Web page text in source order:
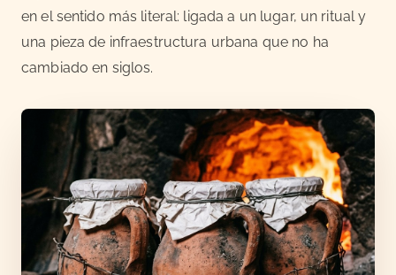
en el sentido más literal: ligada a un lugar, un ritual y
una pieza de infraestructura urbana que no ha
cambiado en siglos.